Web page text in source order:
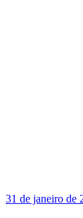
31 de janeiro de